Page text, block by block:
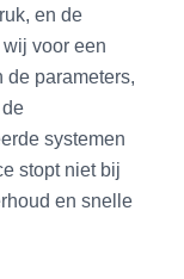
en de
voor een
parameters,
systemen
stopt niet bij
en snelle